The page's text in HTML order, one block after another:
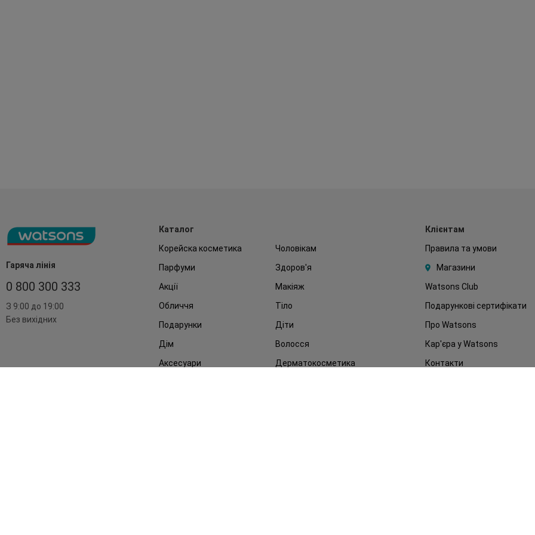
Гаряча лінія
0 800 300 333
З 9:00 до 19:00
Без вихідних
Каталог
Корейска косметика
Чоловікам
Парфуми
Здоров'я
Акції
Макіяж
Обличчя
Тіло
Подарунки
Діти
Дім
Волосся
Аксесуари
Дерматокосметика
Клієнтам
Правила та умови
Магазини
Watsons Club
Подарункові сертифікати
Про Watsons
Кар'єра у Watsons
Контакти